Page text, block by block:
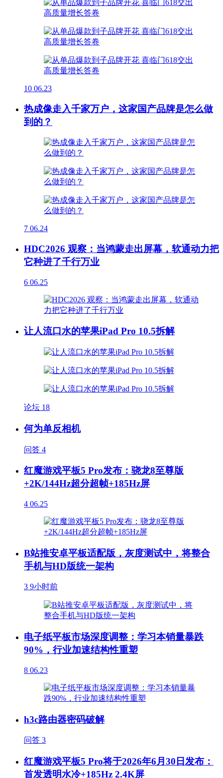
10 06.23
热成像走入千家万户，这家国产品牌是怎么做
到的？
7 06.24
HDC2026 观察：当鸿蒙走出屏幕，软通动力把
它种进了千行万业
6 06.25
让人流口水的苹果iPad Pro 10.5拆解
论坛 18
何为单反相机
问答 4
红魔游戏平板5 Pro发布：骁龙8至尊版
+2K/144Hz超分超帧+185Hz屏
4 06.25
B站推安卓平板适配版，灰度测试中，将整合
手机与HD版统一架构
3 9小时前
电子纸平板市场深度调整：学习本销量暴跌
90%，行业加速结构性重塑
8 06.23
h3c路由器密码破解
问答 3
红魔游戏平板5 Pro将于2026年6月30日发布：
首发透明水冷+185Hz 2.4K屏